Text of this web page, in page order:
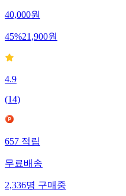
40,000원
45%21,900원
4.9
(14)
657 적립
무료배송
2,336명 구매중